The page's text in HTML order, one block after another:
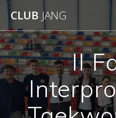
CLUB JANG
II